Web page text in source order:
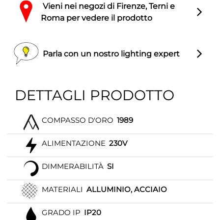
Vieni nei negozi di Firenze, Terni e
Roma per vedere il prodotto
Parla con un nostro lighting expert
DETTAGLI PRODOTTO
COMPASSO D'ORO 1989
ALIMENTAZIONE 230V
DIMMERABILITÀ SI
MATERIALI ALLUMINIO, ACCIAIO
GRADO IP IP20